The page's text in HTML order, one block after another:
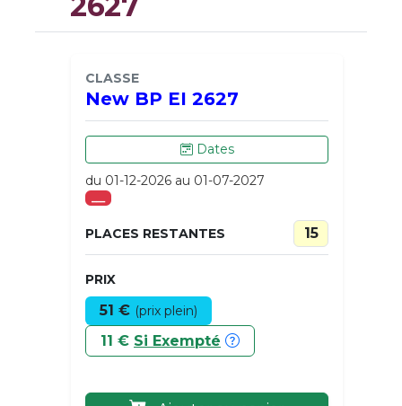
CLASSE
New BP EI 2627
Dates
du 01-12-2026 au 01-07-2027
___
PLACES RESTANTES 15
PRIX
51 € (prix plein)
11 € Si Exempté